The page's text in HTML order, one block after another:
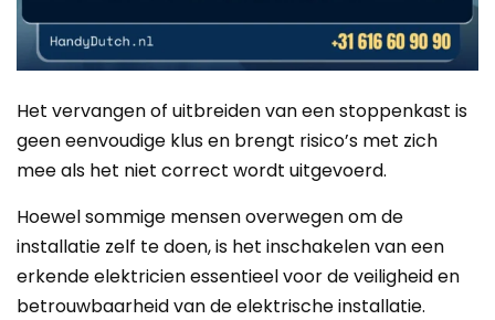
Het vervangen of uitbreiden van een stoppenkast is
geen eenvoudige klus en brengt risico’s met zich
mee als het niet correct wordt uitgevoerd.
Hoewel sommige mensen overwegen om de
installatie zelf te doen, is het inschakelen van een
erkende elektricien essentieel voor de veiligheid en
betrouwbaarheid van de elektrische installatie.